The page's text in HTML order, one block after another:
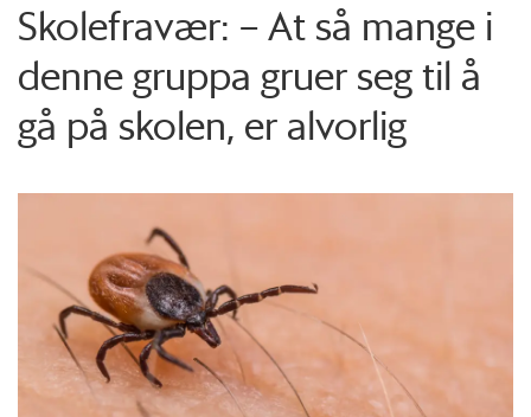
Skolefravær: – At så mange i
denne gruppa gruer seg til å
gå på skolen, er alvorlig